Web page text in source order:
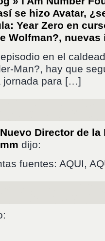
se hizo Avatar,
Year Zero en
Wolfman?, nuevas
en el
Man?, hay que
jornada para […]
Director de
dijo:
fuentes: AQUI,